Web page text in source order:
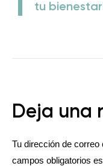
tu
Deja una
Tu dirección de correo
campos obligatorios